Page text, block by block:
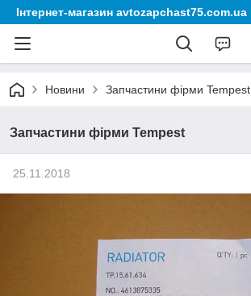
Інтернет-магазин avtozapchast75.com.ua
Новини Запчастини фірми Tempest
Запчастини фірми Tempest
25.11.2018